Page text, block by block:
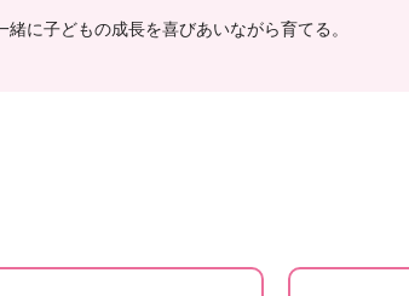
緒に子どもの成長を喜びあいながら育てる。